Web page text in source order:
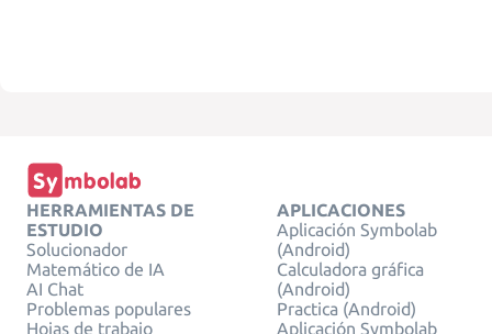
HERRAMIENTAS DE
ESTUDIO
Solucionador
Matemático de IA
AI Chat
Problemas populares
Hojas de trabajo
APLICACIONES
Aplicación Symbolab
(Android)
Calculadora gráfica
(Android)
Practica (Android)
Aplicación Symbolab